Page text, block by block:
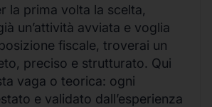
la prima volta la scelta,
un’attività avviata e voglia
fiscale, troverai un
preciso e strutturato. Qui
vaga o teorica: ogni
e validato dall’esperienza